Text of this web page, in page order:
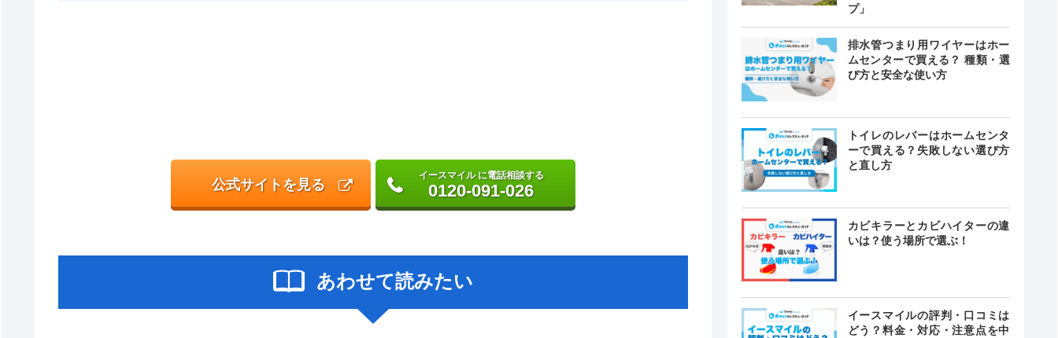
公式サイトを見る
イースマイル に電話相談する
0120-091-026
あわせて読みたい
プ」
排水管つまり用ワイヤーはホー
ムセンターで買える？ 種類・選
び方と安全な使い方
トイレのレバーはホームセンタ
ーで買える？失敗しない選び方
と直し方
カビキラーとカビハイターの違
いは？使う場所で選ぶ！
イースマイルの評判・口コミは
どう？料金・対応・注意点を中